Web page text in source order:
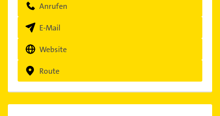
Anrufen
E-Mail
Website
Route